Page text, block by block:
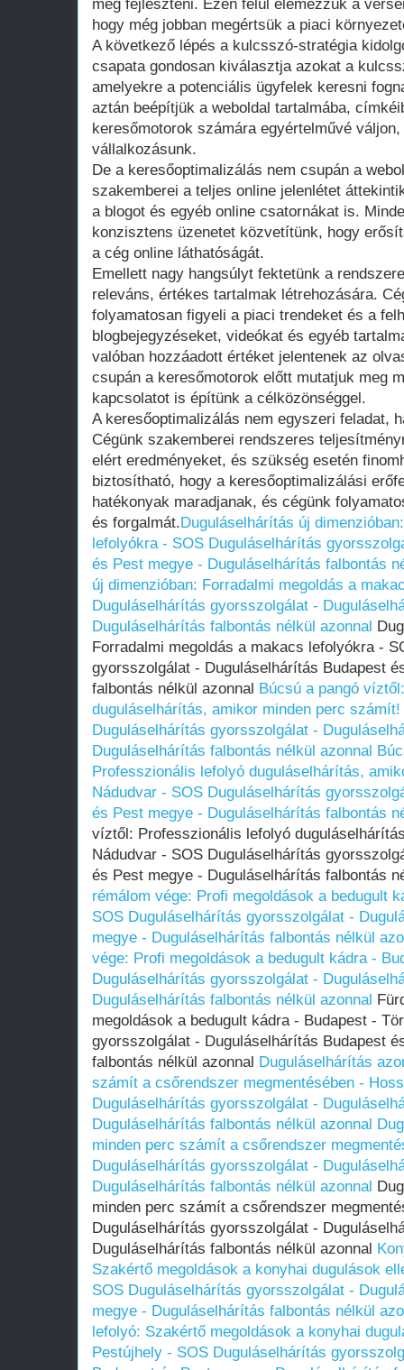
még fejleszteni. Ezen felül elemezzük a
hogy még jobban megértsük a piaci
A következő lépés a kulcsszó-stratégia
csapata gondosan kiválasztja azokat a
amelyekre a potenciális ügyfelek keresni
aztán beépítjük a weboldal tartalmába,
keresőmotorok számára egyértelművé
vállalkozásunk.
De a keresőoptimalizálás nem csupán a
szakemberei a teljes online jelenlétet
a blogot és egyéb online csatornákat is.
konzisztens üzenetet közvetítünk, hogy
a cég online láthatóságát.
Emellett nagy hangsúlyt fektetünk a
releváns, értékes tartalmak létrehozására.
folyamatosan figyeli a piaci trendeket és a
blogbejegyzéseket, videókat és egyéb
valóban hozzáadott értéket jelentenek az
csupán a keresőmotorok előtt mutatjuk meg
kapcsolatot is építünk a célközönséggel.
A keresőoptimalizálás nem egyszeri feladat,
Cégünk szakemberei rendszeres
elért eredményeket, és szükség esetén
biztosítható, hogy a keresőoptimalizálási
hatékonyak maradjanak, és cégünk
és forgalmát.Duguláselhárítás új
lefolyókra - SOS Duguláselhárítás
és Pest megye - Duguláselhárítás falbontás
új dimenzióban: Forradalmi megoldás a
Duguláselhárítás gyorsszolgálat -
Duguláselhárítás falbontás nélkül azonnal
Forradalmi megoldás a makacs lefolyókra -
gyorsszolgálat - Duguláselhárítás Budapest
falbontás nélkül azonnal Búcsú a pangó
duguláselhárítás, amikor minden perc
Duguláselhárítás gyorsszolgálat -
Duguláselhárítás falbontás nélkül azonnal
Professzionális lefolyó duguláselhárítás,
Nádudvar - SOS Duguláselhárítás
és Pest megye - Duguláselhárítás falbontás
víztől: Professzionális lefolyó
Nádudvar - SOS Duguláselhárítás
és Pest megye - Duguláselhárítás falbontás
rémálom vége: Profi megoldások a bedugult
SOS Duguláselhárítás gyorsszolgálat -
megye - Duguláselhárítás falbontás nélkül
vége: Profi megoldások a bedugult kádra -
Duguláselhárítás gyorsszolgálat -
Duguláselhárítás falbontás nélkül azonnal
megoldások a bedugult kádra - Budapest -
gyorsszolgálat - Duguláselhárítás Budapest
falbontás nélkül azonnal Duguláselhárítás
számít a csőrendszer megmentésében -
Duguláselhárítás gyorsszolgálat -
Duguláselhárítás falbontás nélkül azonnal
minden perc számít a csőrendszer
Duguláselhárítás gyorsszolgálat -
Duguláselhárítás falbontás nélkül azonnal
minden perc számít a csőrendszer
Duguláselhárítás gyorsszolgálat -
Duguláselhárítás falbontás nélkül azonnal
Szakértő megoldások a konyhai dugulások
SOS Duguláselhárítás gyorsszolgálat -
megye - Duguláselhárítás falbontás nélkül
lefolyó: Szakértő megoldások a konyhai
Pestújhely - SOS Duguláselhárítás